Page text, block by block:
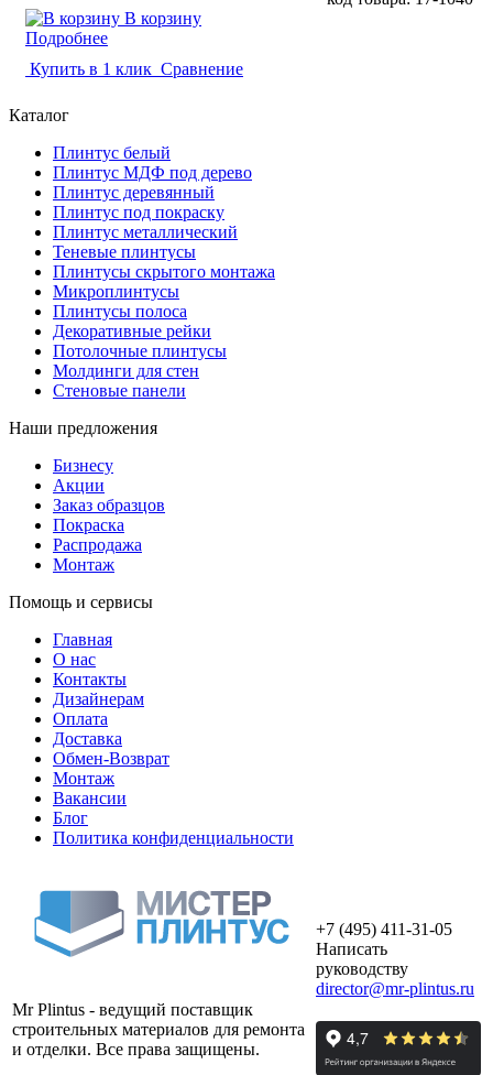
В корзину
Подробнее
Купить в 1 клик Сравнение
Каталог
Плинтус белый
Плинтус МДФ под дерево
Плинтус деревянный
Плинтус под покраску
Плинтус металлический
Теневые плинтусы
Плинтусы скрытого монтажа
Микроплинтусы
Плинтусы полоса
Декоративные рейки
Потолочные плинтусы
Молдинги для стен
Стеновые панели
Наши предложения
Бизнесу
Акции
Заказ образцов
Покраска
Распродажа
Монтаж
Помощь и сервисы
Главная
О нас
Контакты
Дизайнерам
Оплата
Доставка
Обмен-Возврат
Монтаж
Вакансии
Блог
Политика конфиденциальности
Mr Plintus - ведущий поставщик
строительных материалов для ремонта
и отделки. Все права защищены.
+7 (495) 411-31-05
Написать
руководству
director@mr-plintus.ru